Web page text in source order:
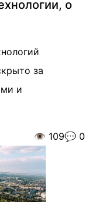
о
за
и
👁️ 109💬 0